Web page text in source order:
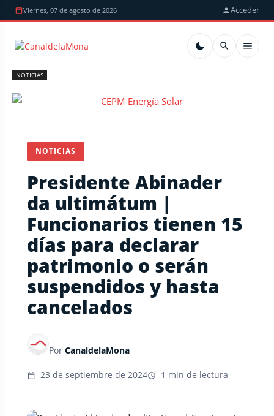
Viernes, 07 de agosto de 2026 Acceder
NOTICIAS
NOTICIAS
Presidente Abinader
da ultimátum |
Funcionarios tienen 15
días para declarar
patrimonio o serán
suspendidos y hasta
cancelados
Por CanaldelaMona
23 de septiembre de 2024 1 min de lectura